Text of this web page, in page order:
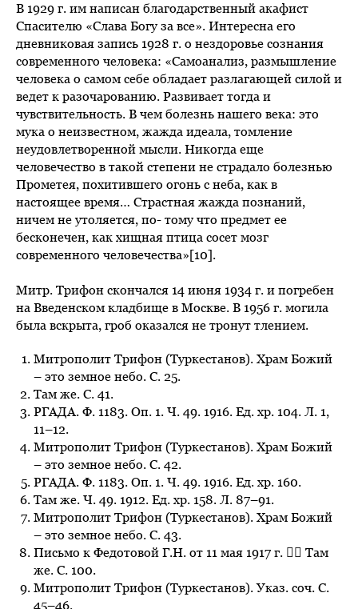
В 1929 г. им написан благодарственный акафист
Спасителю «Слава Богу за все». Интересна его
дневниковая запись 1928 г. о нездоровье сознания
современного человека: «Самоанализ, размышление
человека о самом себе обладает разлагающей силой и
ведет к разочарованию. Развивает тогда и
чувствительность. В чем болезнь нашего века: это
мука о неизвестном, жажда идеала, томление
неудовлетворенной мысли. Никогда еще
человечество в такой степени не страдало болезнью
Прометея, похитившего огонь с неба, как в
настоящее время… Страстная жажда познаний,
ничем не утоляется, по- тому что предмет ее
бесконечен, как хищная птица сосет мозг
современного человечества»[10].
Митр. Трифон скончался 14 июня 1934 г. и погребен
на Введенском кладбище в Москве. В 1956 г. могила
была вскрыта, гроб оказался не тронут тлением.
Митрополит Трифон (Туркестанов). Храм Божий
– это земное небо. С. 25.
Там же. С. 41.
РГАДА. Ф. 1183. Оп. 1. Ч. 49. 1916. Ед. хр. 104. Л. 1,
11–12.
Митрополит Трифон (Туркестанов). Храм Божий
– это земное небо. С. 42.
РГАДА. Ф. 1183. Оп. 1. Ч. 49. 1916. Ед. хр. 160.
Там же. Ч. 49. 1912. Ед. хр. 158. Л. 87–91.
Митрополит Трифон (Туркестанов). Храм Божий
– это земное небо. С. 43.
Письмо к Федотовой Г.Н. от 11 мая 1917 г.  Там
же. С. 100.
Митрополит Трифон (Туркестанов). Указ. соч. С.
45–46.